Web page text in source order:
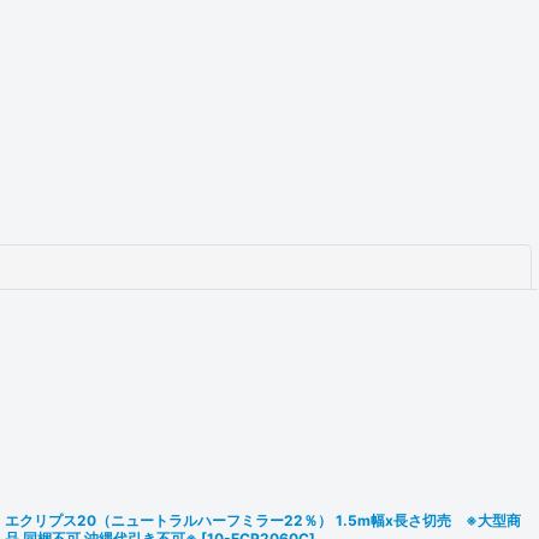
エクリプス20（ニュートラルハーフミラー22％） 1.5m幅x長さ切売 ※大型商